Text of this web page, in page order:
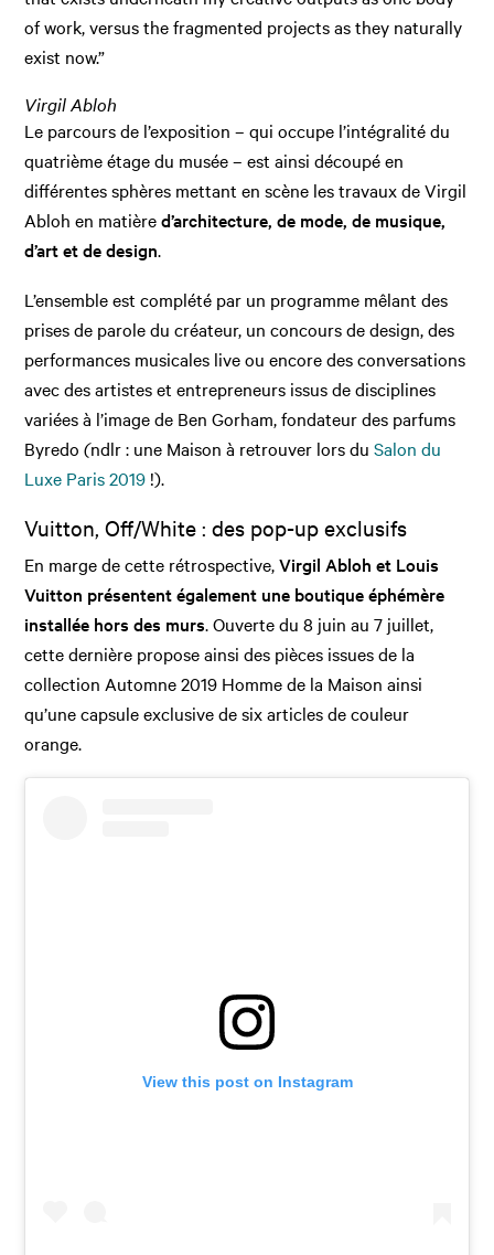
of work, versus the fragmented projects as they naturally
exist now.”
Virgil Abloh
Le parcours de l’exposition – qui occupe l’intégralité du
quatrième étage du musée – est ainsi découpé en
différentes sphères mettant en scène les travaux de Virgil
Abloh en matièred’architecture, de mode, de musique,
d’art et de design.
L’ensemble est complété par un programme mêlant des
prises de parole du créateur, un concours de design, des
performances musicales live ou encore des conversations
avec des artistes et entrepreneurs issus de disciplines
variées à l’image de Ben Gorham, fondateur des parfums
Byredo(ndlr : une Maison à retrouver lors duSalon du
Luxe Paris 2019 !).
Vuitton, Off/White : des pop-up exclusifs
En marge de cette rétrospective,Virgil Abloh et Louis
Vuitton présentent également une boutique éphémère
installée hors des murs. Ouverte du 8 juin au 7 juillet,
cette dernière propose ainsi des pièces issues de la
collection Automne 2019 Homme de la Maison ainsi
qu’une capsule exclusive de six articles de couleur
orange.
View this post on Instagram